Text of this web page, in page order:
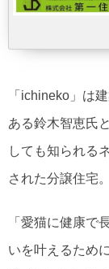
「ichineko」は
ある鈴木智恵氏
しても知られる
された分譲住宅。
「愛猫に健康で
いを叶えるため